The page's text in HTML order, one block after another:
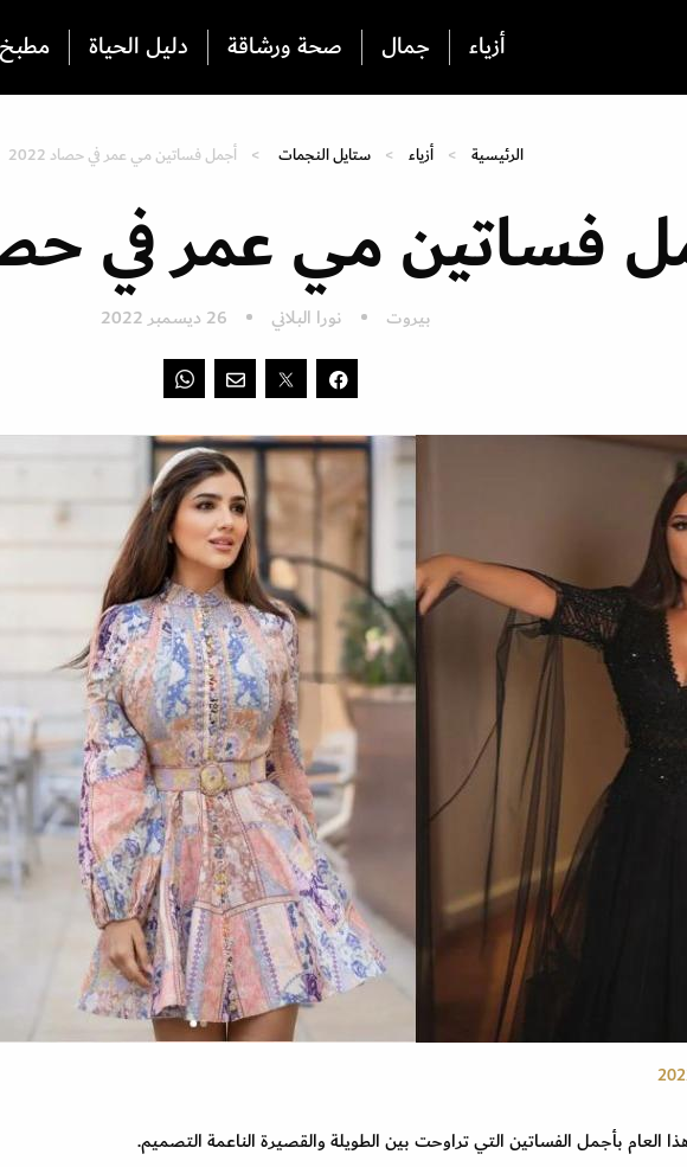
أزياء جمال صحة ورشاقة دليل الحياة
الرئيسية أزياء ستايل النجمات أجمل فساتين مي عمر في حصاد 2022
فساتين مي عمر في حصاد
بيروت نورا البلاني 26 ديسمبر 2022
العام بأجمل الفساتين التي تراوحت بين الطويلة والقصيرة الناعمة التصميم.